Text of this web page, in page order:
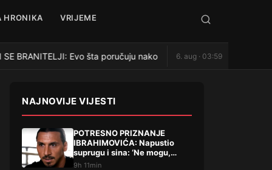
HRONIKA VRIJEME
BRANITELJI: Evo šta poručuju nakon Plenkovićeve najave novih
6. aug · 03:59
NAJNOVIJE VIJESTI
POTRESNO PRIZNANJE
IBRAHIMOVIĆA: Napustio
suprugu i sina: ‘Ne mogu,
oprostite’
9h 11min